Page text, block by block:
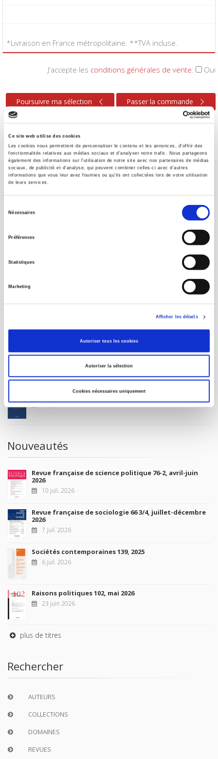
Ce site web utilise des cookies
Les cookies nous permettent de personnaliser le contenu et les annonces, d'offrir des
fonctionnalités relatives aux médias sociaux et d'analyser notre trafic. Nous partageons
également des informations sur l'utilisation de notre site avec nos partenaires de médias
sociaux, de publicité et d'analyse, qui peuvent combiner celles-ci avec d'autres
informations que vous leur avez fournies ou qu'ils ont collectées lors de votre utilisation
de leurs services.
Nécessaires
Préférences
Statistiques
Marketing
Afficher les détails
Autoriser tous les cookies
Autoriser la sélection
Cookies nécessaires uniquement
*Livraison en France métropolitaine. **TVA incluse.
J'accepte les conditions générales de vente: Oui
Poursuivre ma sélection Passer la commande
Maison d'édition dédiée aux sciences humaines et sociales, les
Presses de Sciences Po participent depuis leur création en 1976
à la transmission des savoirs et des idées
FOREIGN RIGHTS
POUR LES LIBRAIRES
MON COMPTE
La France et l'Union européenne
4 sept. 2026
Nouveautés
Revue française de science politique 76-2, avril-juin
2026
10 juil. 2026
Revue française de sociologie 66 3/4, juillet-décembre
2026
7 juil. 2026
Sociétés contemporaines 139, 2025
6 juil. 2026
Raisons politiques 102, mai 2026
23 juin 2026
plus de titres
Rechercher
AUTEURS
COLLECTIONS
DOMAINES
REVUES